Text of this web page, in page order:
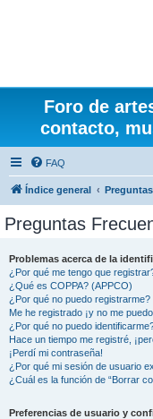
Foro de
contacto,
FAQ
Índice general
Preguntas
Problemas acerca de la
¿Por qué me tengo que
¿Qué es COPPA? (APPCO)
¿Por qué no puedo registrarme?
Me he registrado ¡y no me
¿Por qué no puedo
Hace un tiempo me registré,
¡Perdí mi contraseña!
¿Por qué mi sesión de usuario
¿Cuál es la función de “Borrar
Preferencias de usuario y